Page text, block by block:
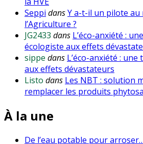
Seppi dansY a-t-il un pilote au
l’Agriculture ?
JG2433 dans L’éco-anxiété :
écologiste aux effets
sippe dans L’éco-anxiété :
aux effets dévastateurs
Listo dans Les NBT : solution
remplacer les produits
À la une
De l’eau potable pour